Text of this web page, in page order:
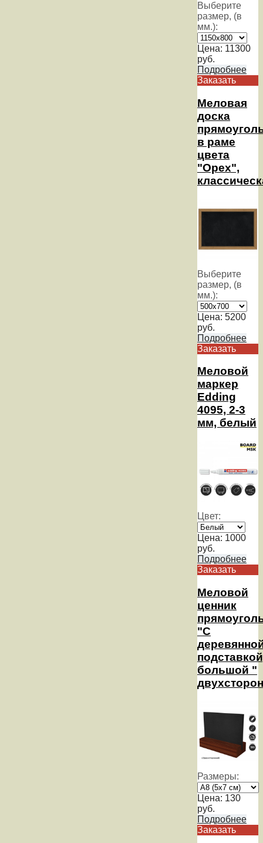
Выберите
размер, (в
мм.):
Цена: 11300
руб.
Подробнее
Заказать
Меловая
доска
в раме
цвета
"Орех",
Выберите
размер, (в
мм.):
Цена: 5200
руб.
Подробнее
Заказать
Меловой
маркер
Edding
4095, 2-3
мм, белый
Цвет:
Цена: 1000
руб.
Подробнее
Заказать
Меловой
ценник
"С
большой "
Размеры:
Цена: 130
руб.
Подробнее
Заказать